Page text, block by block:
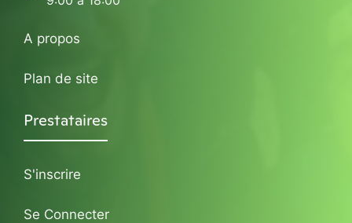
A propos
Plan de site
Prestataires
S'inscrire
Se Connecter